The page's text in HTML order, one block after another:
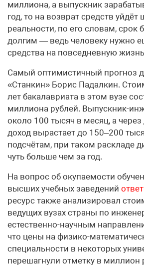
миллиона, а выпускник
год, то на возврат средств уйдёт
реальности, по его словам, срок
долгим — ведь человеку нужно
средства на повседневную
Самый оптимистичный прогноз
«Станкин» Борис Падалкин.
лет бакалавриата в этом вузе
миллиона рублей. Выпускник-
около 100 тысяч в месяц, а через
доход вырастает до 150–200
подсчётам, при таком раскладе
чуть больше чем за год.
На вопрос об окупаемости
высших учебных заведений
ресурс также анализировал
ведущих вузах страны по
естественно-научным
что цены на физико-
специальности в некоторых
перешагнули отметку в миллион